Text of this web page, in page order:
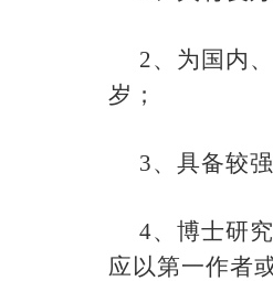
2、为国内
岁；
3、具备较
4、博士研
应以第一作者